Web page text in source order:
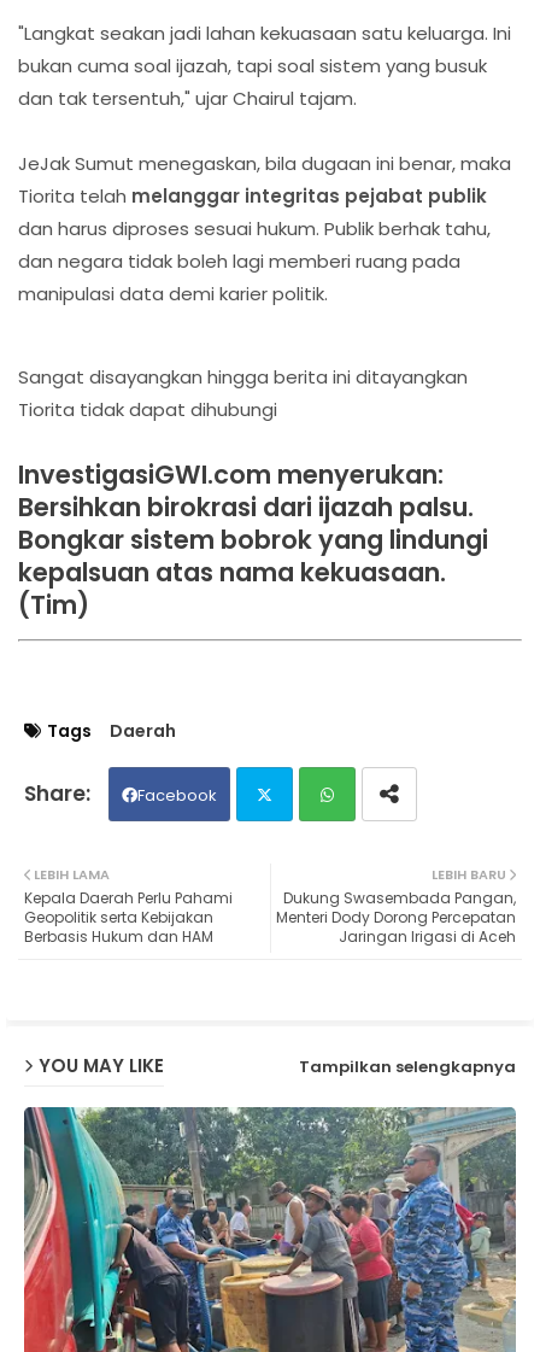
"Langkat seakan jadi lahan kekuasaan satu keluarga. Ini
bukan cuma soal ijazah, tapi soal sistem yang busuk
dan tak tersentuh," ujar Chairul tajam.
JeJak Sumut menegaskan, bila dugaan ini benar, maka
Tiorita telah melanggar integritas pejabat publik
dan harus diproses sesuai hukum. Publik berhak tahu,
dan negara tidak boleh lagi memberi ruang pada
manipulasi data demi karier politik.
Sangat disayangkan hingga berita ini ditayangkan
Tiorita tidak dapat dihubungi
InvestigasiGWI.com menyerukan:
Bersihkan birokrasi dari ijazah palsu.
Bongkar sistem bobrok yang lindungi
kepalsuan atas nama kekuasaan.
(Tim)
Tags Daerah
Facebook
ats
LEBIH BARU
Dukung Swasembada Pangan,
Menteri Dody Dorong Percepatan
Jaringan Irigasi di Aceh
LEBIH LAMA
Kepala Daerah Perlu Pahami
Geopolitik serta Kebijakan
Berbasis Hukum dan HAM
YOU MAY LIKE Tampilkan selengkapnya